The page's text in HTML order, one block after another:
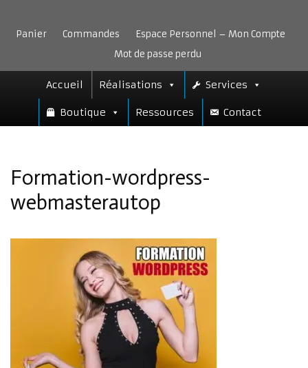
contenu
Panier Commandes
Espace Personnel – Mon Compte
Mot de passe perdu
Accueil Réalisations Services
Boutique Ressources Contact
Formation-wordpress-
webmasterautop